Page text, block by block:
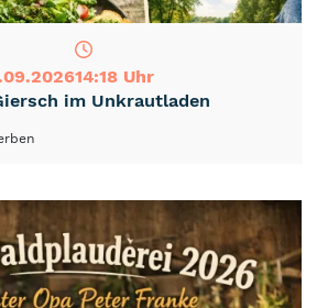
14:18 Uhr
im Unkrautladen